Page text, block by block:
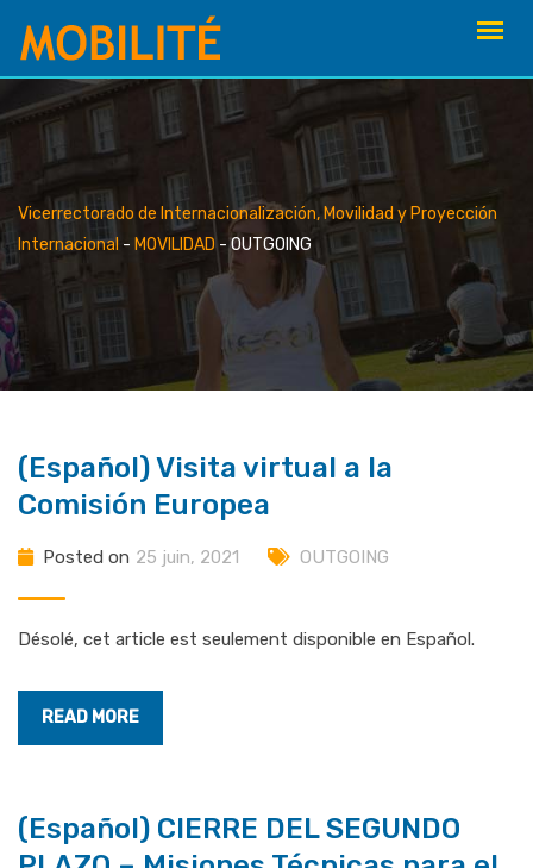
content
Vicerrectorado de Internacionalización, Movilidad y Proyección
Internacional - MOVILIDAD -OUTGOING
(Español) Visita virtual a la
Comisión Europea
Posted on 25 juin, 2021 OUTGOING
Désolé, cet article est seulement disponible en Español.
READ MORE
(Español) CIERRE DEL SEGUNDO